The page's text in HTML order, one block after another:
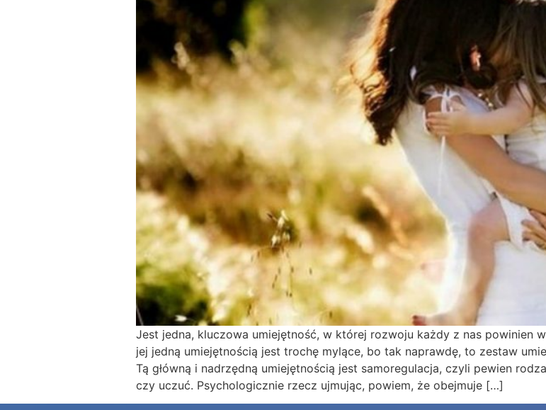
Jest jedna, kluczowa umiejętność, w której rozwoju każdy z nas powinien
jej jedną umiejętnością jest trochę mylące, bo tak naprawdę, to zestaw
Tą główną i nadrzędną umiejętnością jest samoregulacja, czyli pewien
czy uczuć. Psychologicznie rzecz ujmując, powiem, że obejmuje […]